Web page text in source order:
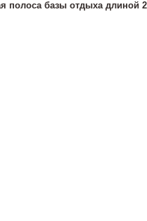
полоса базы отдыха длиной